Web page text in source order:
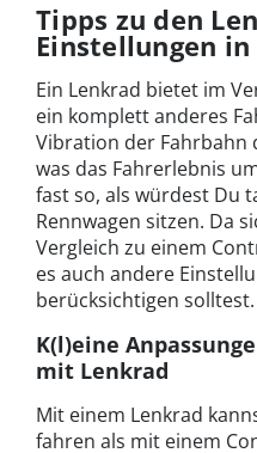
Tipps zu den
Einstellungen in
Ein Lenkrad bietet im
ein komplett anderes
Vibration der Fahrbahn
was das Fahrerlebnis
fast so, als würdest Du
Rennwagen sitzen. Da
Vergleich zu einem
es auch andere
berücksichtigen solltest.
K(l)eine
mit Lenkrad
Mit einem Lenkrad
fahren als mit einem